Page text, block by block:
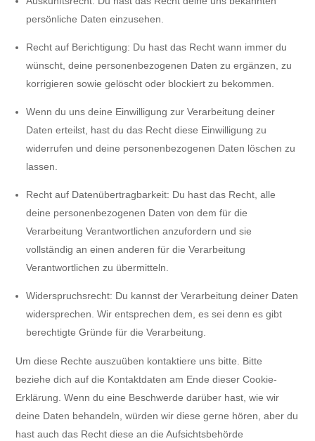
persönliche Daten einzusehen.
Recht auf Berichtigung: Du hast das Recht wann immer du
wünscht, deine personenbezogenen Daten zu ergänzen, zu
korrigieren sowie gelöscht oder blockiert zu bekommen.
Wenn du uns deine Einwilligung zur Verarbeitung deiner
Daten erteilst, hast du das Recht diese Einwilligung zu
widerrufen und deine personenbezogenen Daten löschen zu
lassen.
Recht auf Datenübertragbarkeit: Du hast das Recht, alle
deine personenbezogenen Daten von dem für die
Verarbeitung Verantwortlichen anzufordern und sie
vollständig an einen anderen für die Verarbeitung
Verantwortlichen zu übermitteln.
Widerspruchsrecht: Du kannst der Verarbeitung deiner Daten
widersprechen. Wir entsprechen dem, es sei denn es gibt
berechtigte Gründe für die Verarbeitung.
Um diese Rechte auszuüben kontaktiere uns bitte. Bitte
beziehe dich auf die Kontaktdaten am Ende dieser Cookie-
Erklärung. Wenn du eine Beschwerde darüber hast, wie wir
deine Daten behandeln, würden wir diese gerne hören, aber du
hast auch das Recht diese an die Aufsichtsbehörde